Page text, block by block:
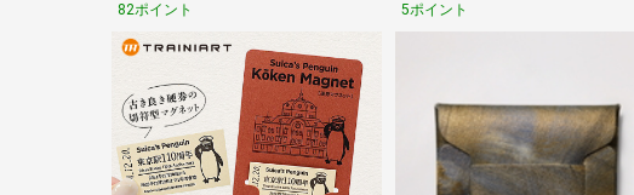
82ポイント 5ポイント